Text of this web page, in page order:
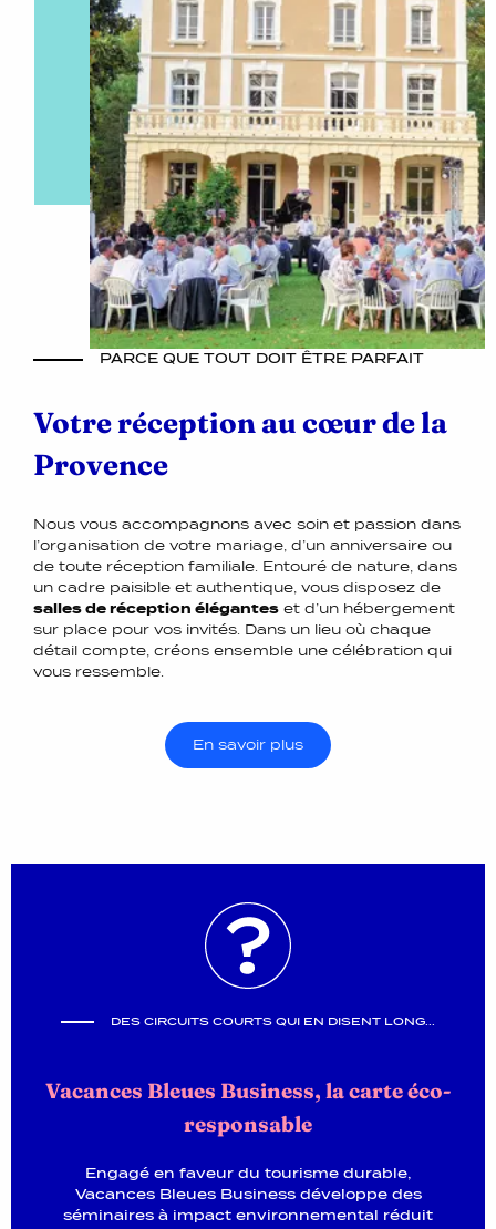
PARCE QUE TOUT DOIT ÊTRE PARFAIT
Votre réception au cœur de la
Provence
Nous vous accompagnons avec soin et passion dans
l’organisation de votre mariage, d’un anniversaire ou
de toute réception familiale. Entouré de nature, dans
un cadre paisible et authentique, vous disposez de
salles de réception élégantes et d’un hébergement
sur place pour vos invités. Dans un lieu où chaque
détail compte, créons ensemble une célébration qui
vous ressemble.
En savoir plus
DES CIRCUITS COURTS QUI EN DISENT LONG...
Vacances Bleues Business, la carte éco-
responsable
Engagé en faveur du tourisme durable,
Vacances Bleues Business développe des
séminaires à impact environnemental réduit